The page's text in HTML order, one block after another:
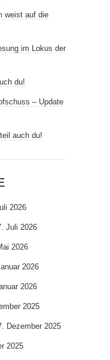
weist auf die
im Lokus der
du!
– Update
auch du!
2026
Juli 2026
2026
2026
2026
2025
Dezember 2025
2025